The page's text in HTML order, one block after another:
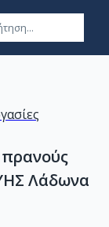
πρανούς
Λάδωνα